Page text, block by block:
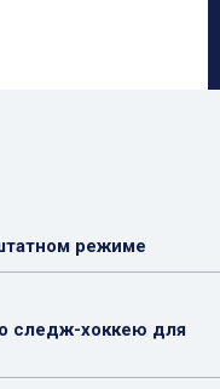
режиме
следж-хоккею для